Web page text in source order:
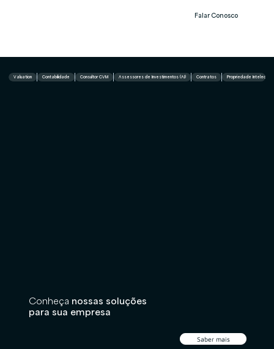
Falar Conosco
Conheça nossas soluções
para sua empresa
Saber mais
Valuation Contabilidade Consultor CVM Assessores de Investimentos (AI) Contratos Propriedade Intelectual